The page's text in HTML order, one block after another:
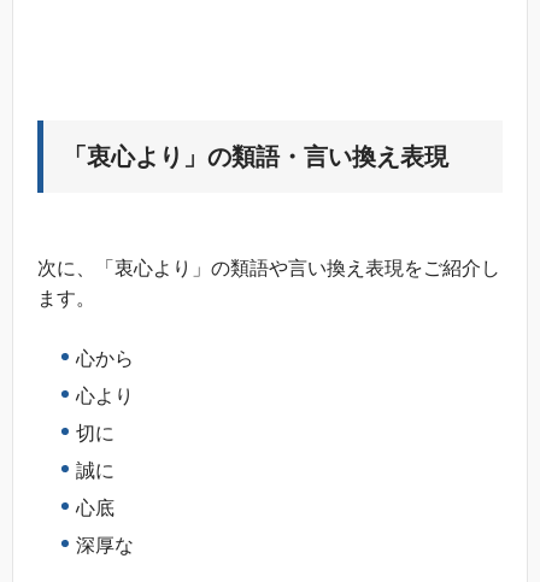
「衷心より」の類語・言い換え表現
次に、「衷心より」の類語や言い換え表現をご紹介し
ます。
心から
心より
切に
誠に
心底
深厚な